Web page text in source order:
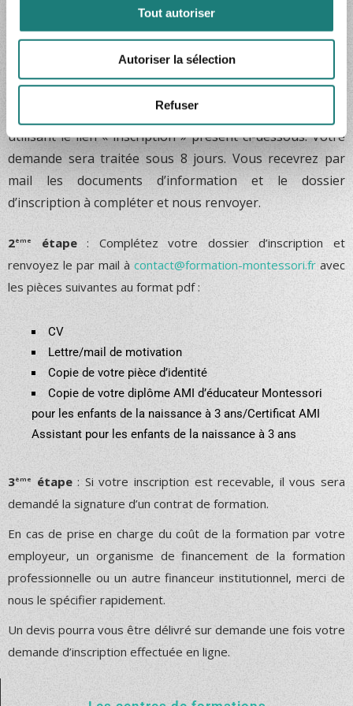
partageons également des informations sur l'utilisation de
notre site avec nos partenaires de médias sociaux, de
publicité et d'analyse, qui peuvent combiner celles-ci
avec d'autres informations que vous leur avez fournies
ou qu'ils ont collectées lors de votre utilisation de leurs
Tout autoriser
Autoriser la sélection
Refuser
Modalités d’inscription :
: Demandez votre dossier d’inscription en
utilisant le lien « inscription » présent ci-dessous. Votre
demande sera traitée sous 8 jours. Vous recevrez par
mail les documents d’information et le dossier
d’inscription à compléter et nous renvoyer.
2ème étape: Complétez votre dossier d’inscription et
renvoyez le par mail à contact@formation-montessori.fr avec
les pièces suivantes au format pdf :
CV
Lettre/mail de motivation
Copie de votre pièce d’identité
Copie de votre diplôme AMI d’éducateur Montessori
pour les enfants de la naissance à 3 ans/Certificat AMI
Assistant pour les enfants de la naissance à 3 ans
3ème étape: Si votre inscription est recevable, il vous sera
demandé la signature d’un contrat de formation.
En cas de prise en charge du coût de la formation par votre
employeur, un organisme de financement de la formation
professionnelle ou un autre financeur institutionnel, merci de
nous le spécifier rapidement.
Un devis pourra vous être délivré sur demande une fois votre
demande d’inscription effectuée en ligne.